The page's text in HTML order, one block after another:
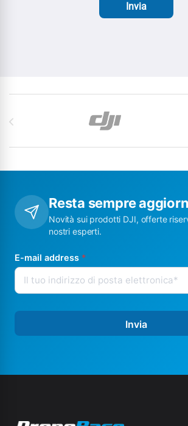
Invia
Resta sempre
Novità sui prodotti DJI, offerte
nostri esperti.
E-mail address *
Invia